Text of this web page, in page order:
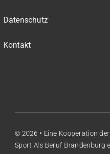
Datenschutz
Kontakt
© 2026 • Eine Kooperation der
Sport Als Beruf Brandenburg